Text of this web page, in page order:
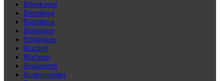
Blieskastel
Blomberg
Blumberg
Bobingen
Böblingen
Bocholt
Bochum
Bockenem
Bodenwerder